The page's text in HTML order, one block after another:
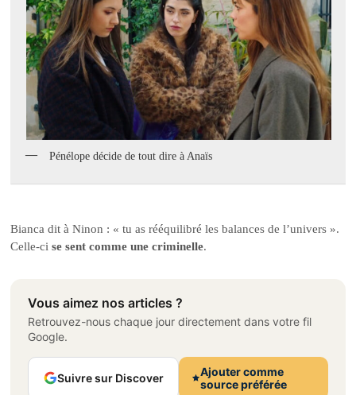
Pénélope décide de tout dire à Anaïs
Bianca dit à Ninon : « tu as rééquilibré les balances de l’univers ».
Celle-cise sent comme une criminelle.
Vous aimez nos articles ?
Retrouvez-nous chaque jour directement dans votre fil
Google.
Suivre sur Discover
Ajouter comme
source préférée